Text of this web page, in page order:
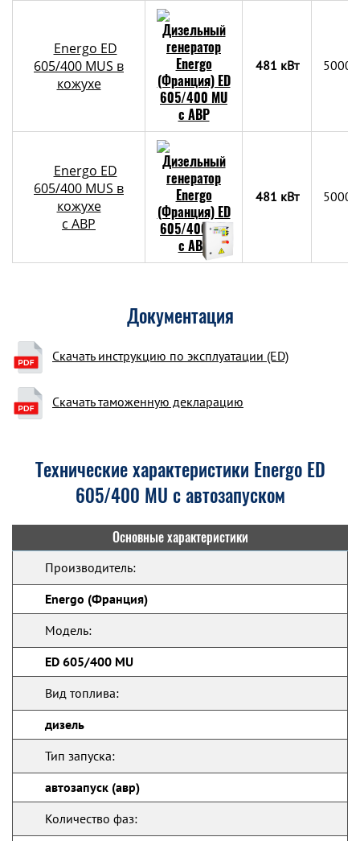
Energo ED
605/400 MUS в
кожухе
481 кВт
Energo ED
605/400 MUS в
кожухе
с АВР
481 кВт
Документация
Скачать инструкцию по эксплуатации (ED)
Скачать таможенную декларацию
Технические характеристики Energo ED
605/400 MU с автозапуском
Основные характеристики
Производитель:
Energo (Франция)
Модель:
ED 605/400 MU
Вид топлива:
дизель
Тип запуска:
автозапуск (авр)
Количество фаз: